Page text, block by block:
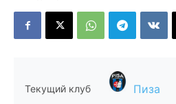
Текущий клуб Пиза